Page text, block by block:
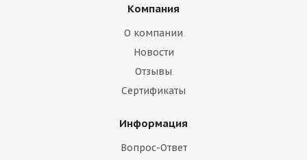
Компания
О компании
Новости
Отзывы
Сертификаты
Информация
Вопрос-Ответ